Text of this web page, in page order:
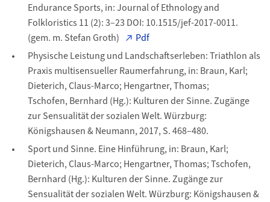
Endurance Sports, in: Journal of Ethnology and
Folkloristics 11 (2): 3–23 DOI: 10.1515/jef-2017-0011.
(gem. m. Stefan Groth)
Pdf
Physische Leistung und Landschaftserleben: Triathlon als
Praxis multisensueller Raumerfahrung, in: Braun, Karl;
Dieterich, Claus-Marco; Hengartner, Thomas;
Tschofen, Bernhard (Hg.): Kulturen der Sinne. Zugänge
zur Sensualität der sozialen Welt. Würzburg:
Königshausen & Neumann, 2017, S. 468–480.
Sport und Sinne. Eine Hinführung, in: Braun, Karl;
Dieterich, Claus-Marco; Hengartner, Thomas; Tschofen,
Bernhard (Hg.): Kulturen der Sinne. Zugänge zur
Sensualität der sozialen Welt. Würzburg: Königshausen &